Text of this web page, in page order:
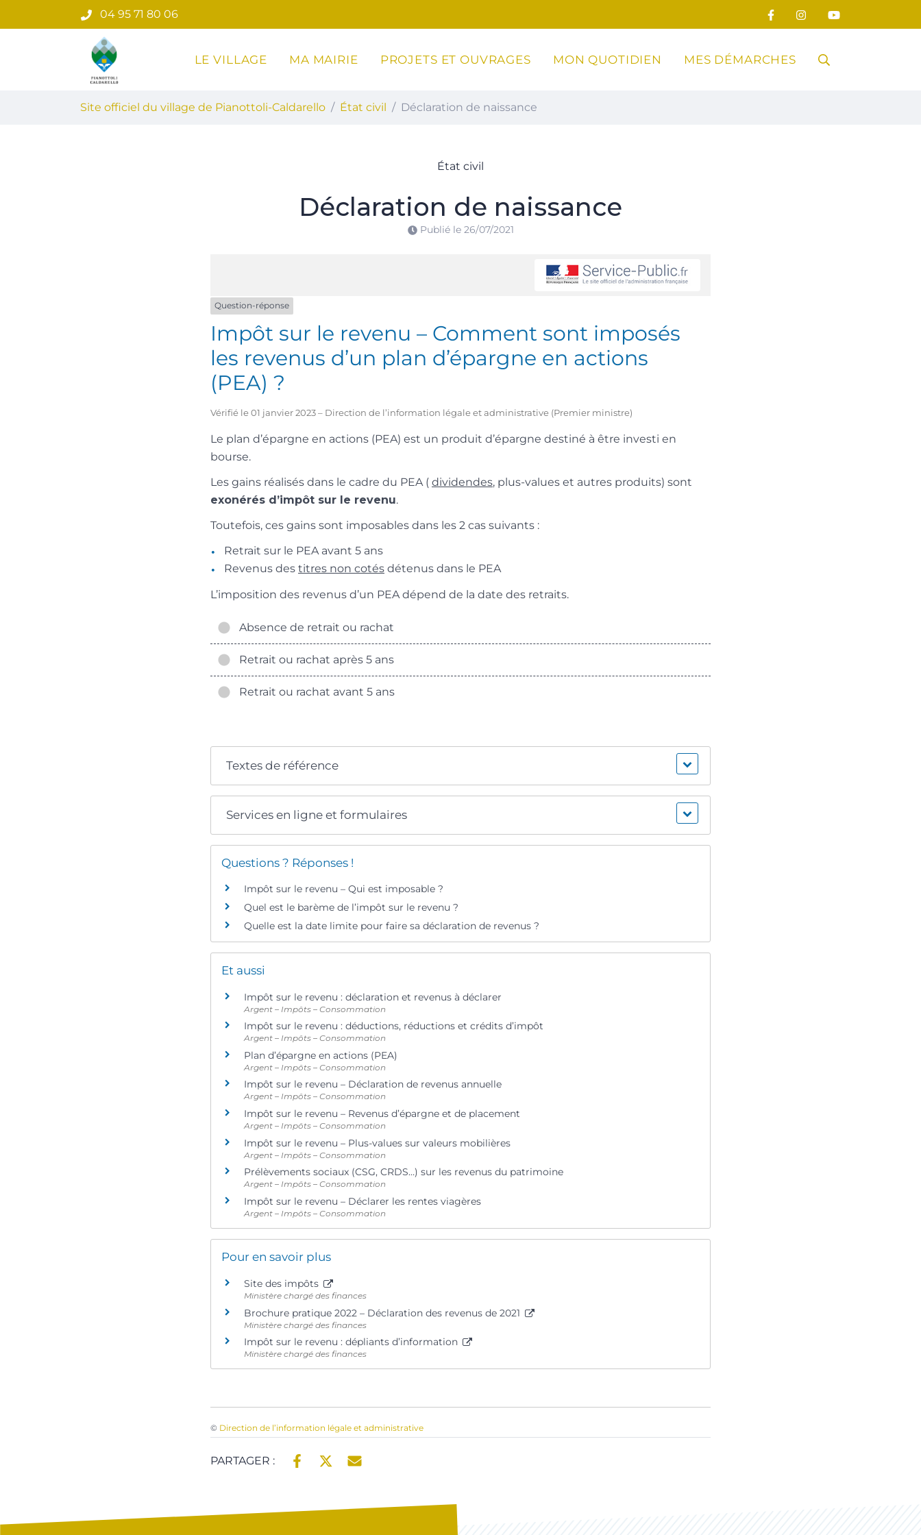
au
04 95 71 80 06
Site officiel du village de Pianottoli-Caldarello
LE VILLAGE MA MAIRIE PROJETS ET OUVRAGES MON QUOTIDIEN MES DÉMARCHES RECHERCHE
Site officiel du village de Pianottoli-Caldarello État civil Déclaration de naissance
État civil
Déclaration de naissance
Publié le 26/07/2021
Question-réponse
Impôt sur le revenu – Comment sont imposés
les revenus d’un plan d’épargne en actions
(PEA) ?
Vérifié le 01 janvier 2023 – Direction de l’information légale et administrative (Premier ministre)
Le plan d’épargne en actions (PEA) est un produit d’épargne destiné à être investi en
bourse.
Les gains réalisés dans le cadre du PEA ( dividendes, plus-values et autres produits) sont
exonérés d’impôt sur le revenu.
Toutefois, ces gains sont imposables dans les 2 cas suivants :
Retrait sur le PEA avant 5 ans
Revenus des titres non cotés détenus dans le PEA
L’imposition des revenus d’un PEA dépend de la date des retraits.
Absence de retrait ou rachat
Retrait ou rachat après 5 ans
Retrait ou rachat avant 5 ans
Textes de référence
Services en ligne et formulaires
Questions ? Réponses !
Impôt sur le revenu – Qui est imposable ?
Quel est le barème de l’impôt sur le revenu ?
Quelle est la date limite pour faire sa déclaration de revenus ?
Et aussi
Impôt sur le revenu : déclaration et revenus à déclarer
Argent – Impôts – Consommation
Impôt sur le revenu : déductions, réductions et crédits d’impôt
Argent – Impôts – Consommation
Plan d’épargne en actions (PEA)
Argent – Impôts – Consommation
Impôt sur le revenu – Déclaration de revenus annuelle
Argent – Impôts – Consommation
Impôt sur le revenu – Revenus d’épargne et de placement
Argent – Impôts – Consommation
Impôt sur le revenu – Plus-values sur valeurs mobilières
Argent – Impôts – Consommation
Prélèvements sociaux (CSG, CRDS…) sur les revenus du patrimoine
Argent – Impôts – Consommation
Impôt sur le revenu – Déclarer les rentes viagères
Argent – Impôts – Consommation
Pour en savoir plus
Site des impôts
Ministère chargé des finances
Brochure pratique 2022 – Déclaration des revenus de 2021
Ministère chargé des finances
Impôt sur le revenu : dépliants d’information
Ministère chargé des finances
© Direction de l’information légale et administrative
PARTAGER :